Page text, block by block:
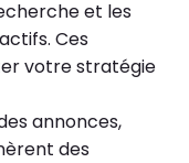
et les
Ces
votre stratégie
annonces,
des